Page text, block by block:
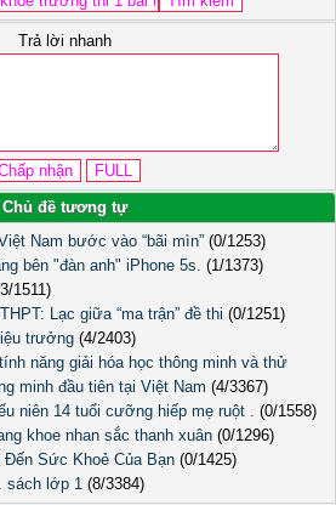
Trả lời nhanh
Chủ đề tương tự
Nam bước vào “bãi mìn” (0/1253)
bên "đàn anh" iPhone 5s. (1/1373)
1511)
Lạc giữa “ma trận” đề thi (0/1251)
trưởng (4/2403)
năng giải hóa học thông minh và thử
minh đầu tiên tại Việt Nam (4/3367)
niên 14 tuổi cưỡng hiếp mẹ ruột . (0/1558)
khoe nhan sắc thanh xuân (0/1296)
Đến Sức Khoẻ Của Bạn (0/1425)
sách lớp 1 (8/3384)